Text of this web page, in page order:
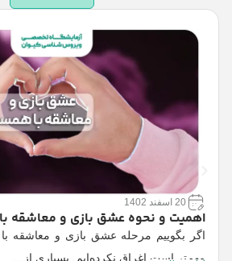
20 اسفند 1402
اهمیت و نحوه عشق بازی و معاشقه با
اگر بگوییم مرحله عشق بازی و معاشقه با
مهم‌تر است اغراق نکرده‌ایم. بسیاری از…